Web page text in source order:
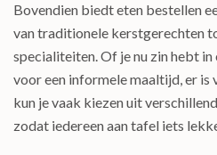
Bovendien biedt eten bestellen
van traditionele kerstgerechten
specialiteiten. Of je nu zin hebt
voor een informele maaltijd, er is
kun je vaak kiezen uit
zodat iedereen aan tafel iets